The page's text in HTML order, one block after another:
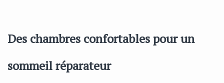
Des chambres confortables pour un
sommeil réparateur